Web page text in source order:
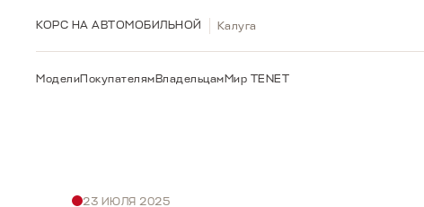
МоделиПокупателямВладельцамМир TENET
КОРС НА АВТОМОБИЛЬНОЙ Калуга
23 ИЮЛЯ 2025